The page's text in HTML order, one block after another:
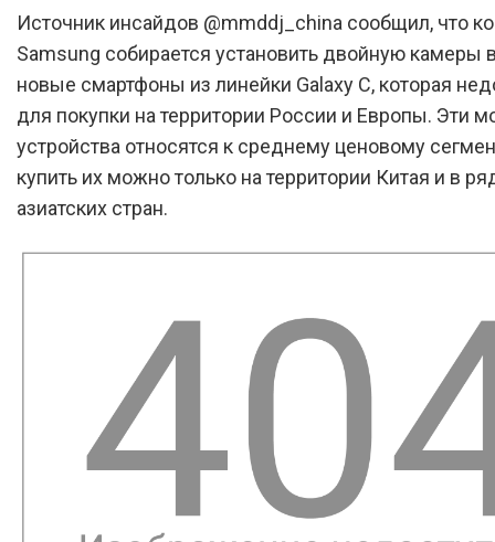
Источник инсайдов @mmddj_china сообщил, что
Samsung собирается установить двойную камеры
новые смартфоны из линейки Galaxy C, которая
для покупки на территории России и Европы. Эти
устройства относятся к среднему ценовому
купить их можно только на территории Китая и в
азиатских стран.